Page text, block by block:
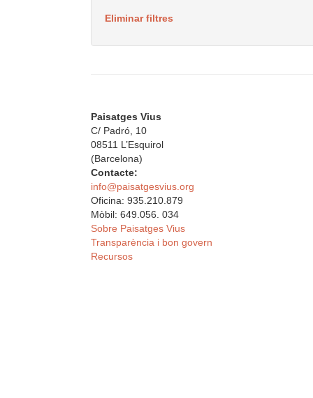
Eliminar filtres
Paisatges Vius
C/ Padró, 10
08511 L’Esquirol
(Barcelona)
Contacte:
info@paisatgesvius.org
Oficina: 935.210.879
Mòbil: 649.056. 034
Sobre Paisatges Vius
Transparència i bon govern
Recursos